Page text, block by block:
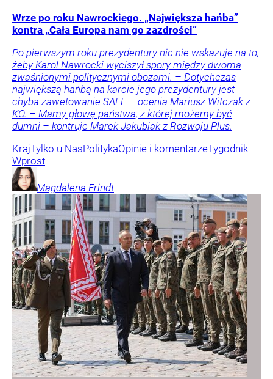
Wrze po roku Nawrockiego. „Największa hańba”
kontra „Cała Europa nam go zazdrości”
Po pierwszym roku prezydentury nic nie wskazuje na to,
żeby Karol Nawrocki wyciszył spory między dwoma
zwaśnionymi politycznymi obozami. – Dotychczas
największą hańbą na karcie jego prezydentury jest
chyba zawetowanie SAFE – ocenia Mariusz Witczak z
KO. – Mamy głowę państwa, z której możemy być
dumni – kontruje Marek Jakubiak z Rozwoju Plus.
KrajTylko u NasPolitykaOpinie i komentarzeTygodnik
Wprost
Magdalena Frindt